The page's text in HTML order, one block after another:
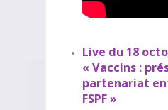
Live du 18
« Vaccins :
partenariat
FSPF »